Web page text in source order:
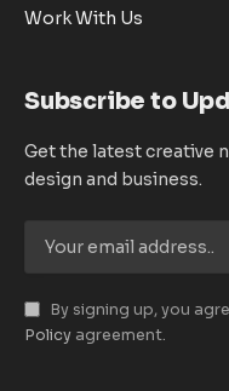
Work With Us
Subscribe to
Get the latest creative
design and business.
By signing up, you
Policy agreement.